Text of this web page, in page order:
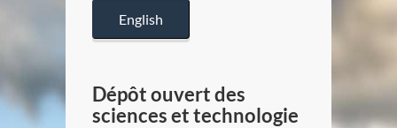
English
Dépôt ouvert des
sciences et technologie